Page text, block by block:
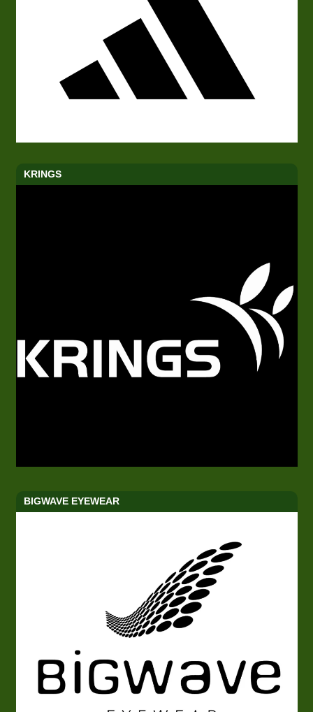
KRINGS
BIGWAVE EYEWEAR